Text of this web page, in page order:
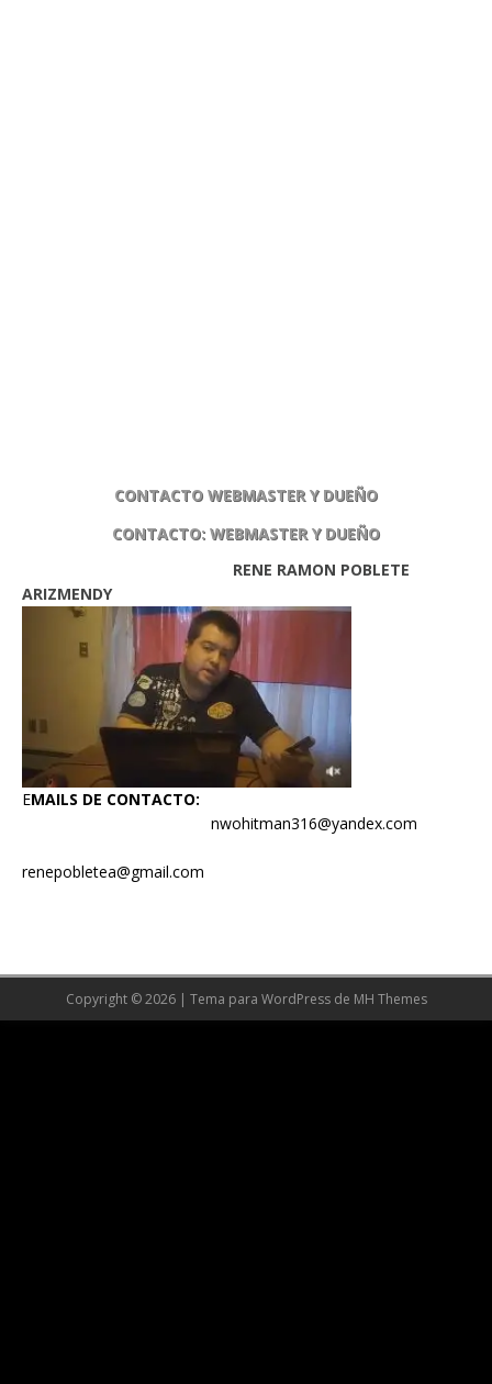
CONTACTO WEBMASTER Y DUEÑO
CONTACTO: WEBMASTER Y DUEÑO
RENE RAMON POBLETE
ARIZMENDY
EMAILS DE CONTACTO:
nwohitman316@yandex.com
renepobletea@gmail.com
Copyright © 2026 | Tema para WordPress de MH Themes